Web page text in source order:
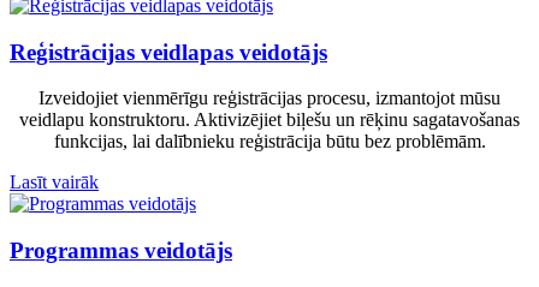
Reģistrācijas veidlapas veidotājs
Izveidojiet vienmērīgu reģistrācijas procesu, izmantojot mūsu
veidlapu konstruktoru. Aktivizējiet biļešu un rēķinu sagatavošanas
funkcijas, lai dalībnieku reģistrācija būtu bez problēmām.
Lasīt vairāk
Programmas veidotājs